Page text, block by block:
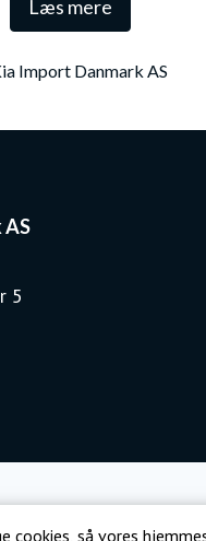
cookies, så vores
Læs merei markedet.
AS
5